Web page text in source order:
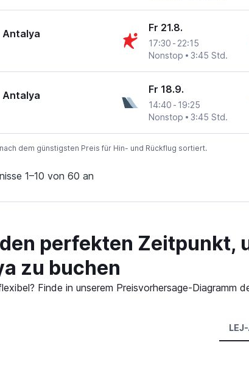
Antalya Fr 21.8.
17:30 - 22:15
Nonstop
3:45 Std.
Antalya Fr 18.9.
14:40 - 19:25
Nonstop
3:45 Std.
dem günstigsten Preis für Hin- und Rückflug sortiert.
1–10 von 60 an
perfekten Zeitpunkt,
zu buchen
Finde in unserem Preisvorhersage-Diagramm